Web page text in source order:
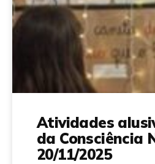
Atividades
da Consciência
20/11/2025